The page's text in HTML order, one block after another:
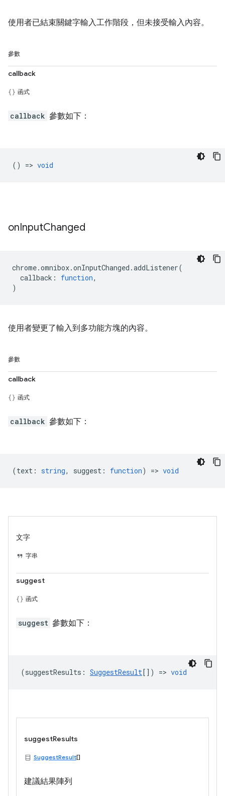
使用者已結束關鍵字輸入工作階段，但未接受輸入內容。
參數
callback
函式
callback 參數如下：
() => void
onInputChanged
chrome.omnibox.onInputChanged .addListener(
callback : function,
)
使用者變更了輸入到多功能方塊的內容。
參數
callback
函式
callback 參數如下：
(text : string, suggest : function) => void
文字
字串
suggest
函式
suggest 參數如下：
(suggestResults : SuggestResult[]) => void
suggestResults
SuggestResult[]
建議結果陣列